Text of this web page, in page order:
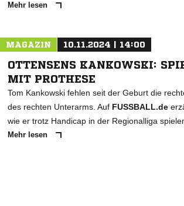
Mehr lesen
MAGAZIN 10.11.2024 | 14:00
OTTENSENS KANKOWSKI:
MIT PROTHESE
Tom Kankowski fehlen seit der Geburt die
des rechten Unterarms. Auf FUSSBALL.de
wie er trotz Handicap in der Regionalliga
Mehr lesen